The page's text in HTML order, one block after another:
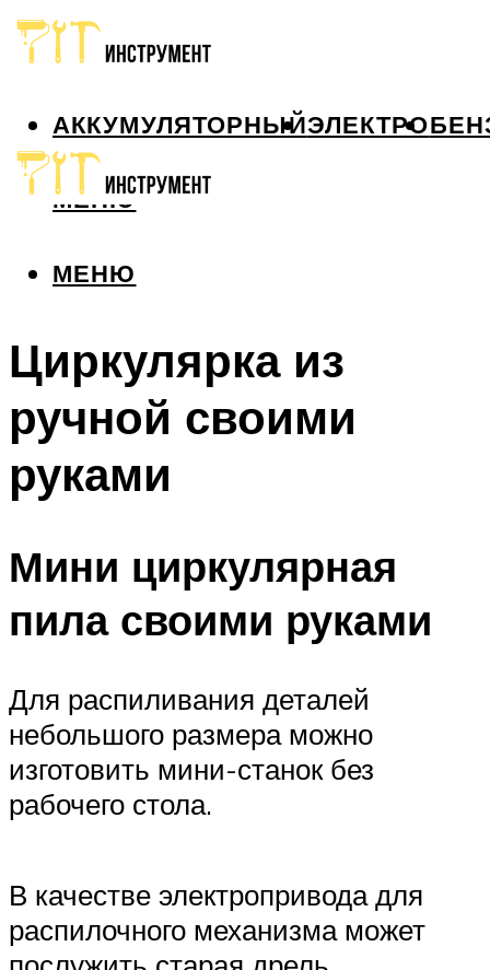
АККУМУЛЯТОРНЫЙЭЛЕКТРО
МЕНЮ
МЕНЮ
Циркулярка из
ручной своими
руками
Мини циркулярная
пила своими руками
Для распиливания деталей
небольшого размера можно
изготовить мини-станок без
рабочего стола.
В качестве электропривода для
распилочного механизма может